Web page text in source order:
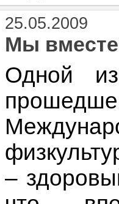
25.05.2009
Мы
Одной
–